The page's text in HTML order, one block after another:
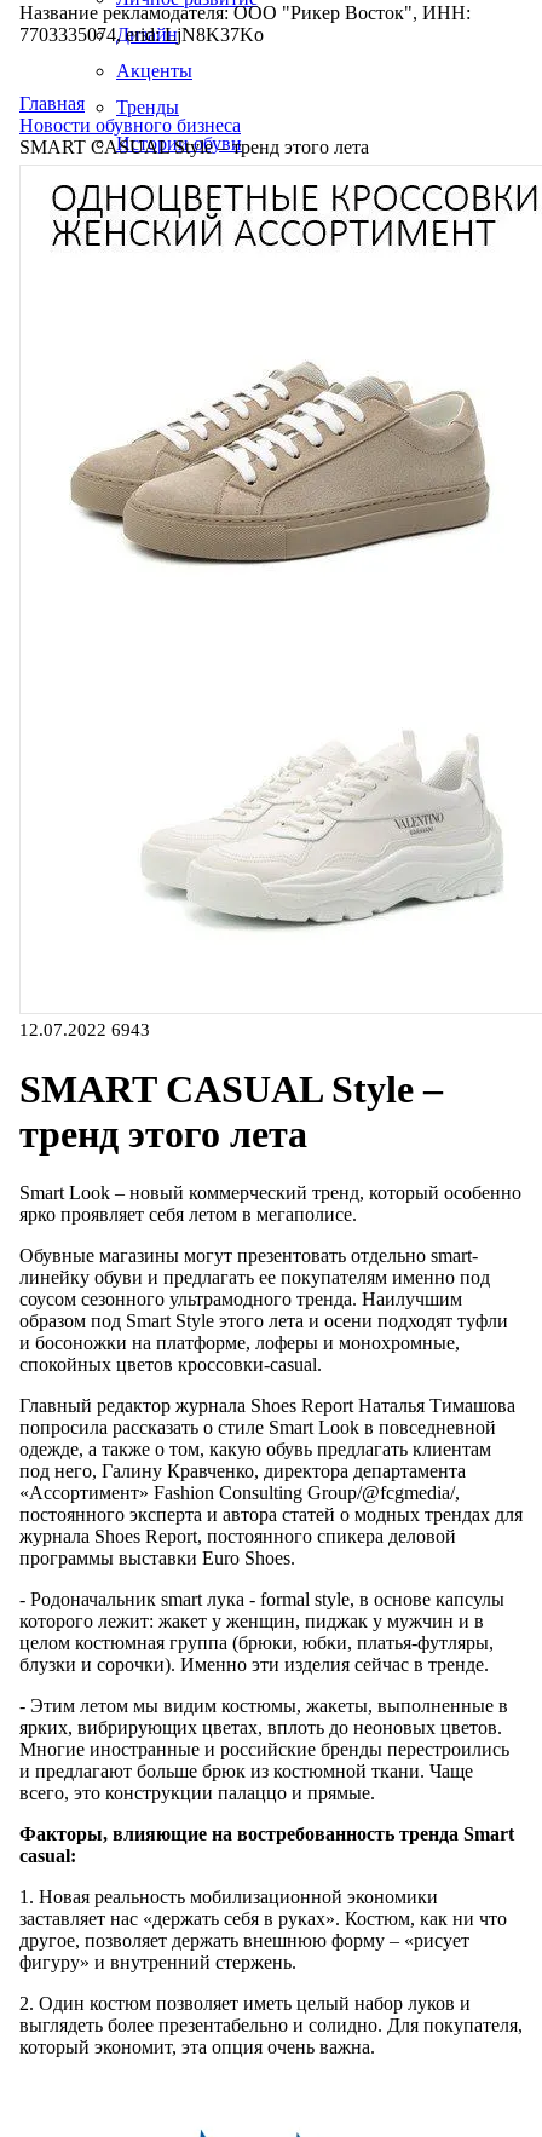
Дизайн
Акценты
Тренды
Истории обуви
Название рекламодателя: ООО "Рикер Восток", ИНН:
7703335074, erid: LjN8K37Ko
Главная
Новости обувного бизнеса
SMART CASUAL Style – тренд этого лета
12.07.2022 6943
SMART CASUAL Style –
тренд этого лета
Smart Look – новый коммерческий тренд, который особенно
ярко проявляет себя летом в мегаполисе.
Обувные магазины могут презентовать отдельно smart-
линейку обуви и предлагать ее покупателям именно под
соусом сезонного ультрамодного тренда. Наилучшим
образом под Smart Style этого лета и осени подходят туфли
и босоножки на платформе, лоферы и монохромные,
спокойных цветов кроссовки-casual.
Главный редактор журнала Shoes Report Наталья Тимашова
попросила рассказать о стиле Smart Look в повседневной
одежде, а также о том, какую обувь предлагать клиентам
под него, Галину Кравченко, директора департамента
«Ассортимент» Fashion Consulting Group/@fcgmedia/,
постоянного эксперта и автора статей о модных трендах для
журнала Shoes Report, постоянного спикера деловой
программы выставки Euro Shoes.
- Родоначальник smart лука - formal style, в основе капсулы
которого лежит: жакет у женщин, пиджак у мужчин и в
целом костюмная группа (брюки, юбки, платья-футляры,
блузки и сорочки). Именно эти изделия сейчас в тренде.
- Этим летом мы видим костюмы, жакеты, выполненные в
ярких, вибрирующих цветах, вплоть до неоновых цветов.
Многие иностранные и российские бренды перестроились
и предлагают больше брюк из костюмной ткани. Чаще
всего, это конструкции палаццо и прямые.
Факторы, влияющие на востребованность тренда Smart
casual:
1. Новая реальность мобилизационной экономики
заставляет нас «держать себя в руках». Костюм, как ни что
другое, позволяет держать внешнюю форму – «рисует
фигуру» и внутренний стержень.
2. Один костюм позволяет иметь целый набор луков и
выглядеть более презентабельно и солидно. Для покупателя,
который экономит, эта опция очень важна.